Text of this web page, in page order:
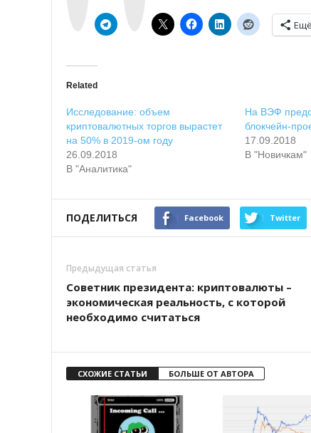
Ещё
Related
Исследование: объем
криптовалютных торгов вырастет
на 50% в 2019-ом году
26.09.2018
В "Аналитика"
На ВЭФ
блокчейн-
17.09.2018
В "Новичкам"
ПОДЕЛИТЬСЯ Facebook Twitter
Предыдущая статья
Советник президента: криптовалюты –
экономическая реальность, с которой
необходимо считаться
СХОЖИЕ СТАТЬИ БОЛЬШЕ ОТ АВТОРА